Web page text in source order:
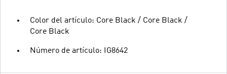
Color del artículo: Core Black / Core Black /
Core Black
Número de artículo: IG8642